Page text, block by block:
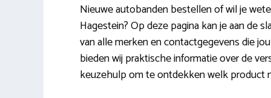
Nieuwe autobanden bestellen of wil je
Hagestein? Op deze pagina kan je aan de
van alle merken en contactgegevens die
bieden wij praktische informatie over de
keuzehulp om te ontdekken welk product